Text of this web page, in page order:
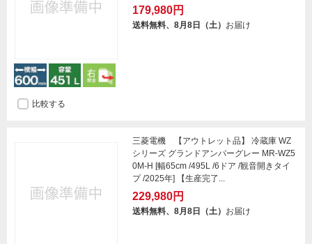
179,980円
送料無料、8月8日（土） お届け
比較する
三菱電機 【アウトレット品】 冷蔵庫 WZ
シリーズ グランドアンバーグレー MR-WZ5
0M-H [幅65cm /495L /6ドア /観音開きタイ
プ /2025年] 【生産完了...
229,980円
送料無料、8月8日（土） お届け